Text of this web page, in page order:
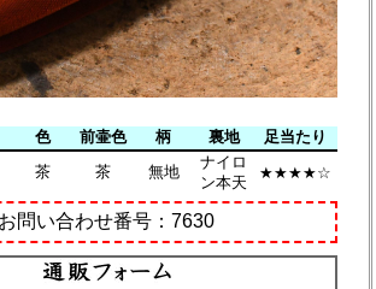
色 前壷色 柄 裏地
足当たり
茶 茶 無地
ナイロ
ン本天
★★★★☆
お問い合わせ番号：7630